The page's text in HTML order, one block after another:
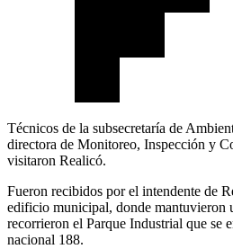
Técnicos de la subsecretaría de
directora de Monitoreo, Inspección y
visitaron Realicó.
Fueron recibidos por el intendente de
edificio municipal, donde mantuvieron
recorrieron el Parque Industrial que se
nacional 188.